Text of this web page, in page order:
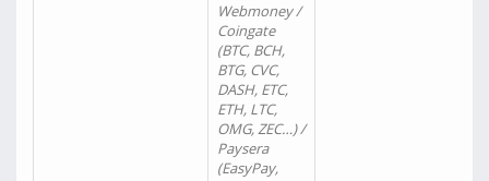
Webmoney /
Coingate
(BTC, BCH,
BTG, CVC,
DASH, ETC,
ETH, LTC,
OMG, ZEC…) /
Paysera
(EasyPay,